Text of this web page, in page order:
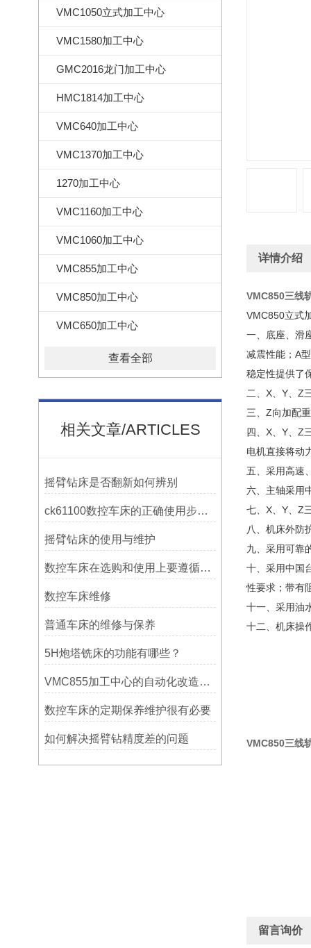
VMC1050立式加工中心
VMC1580加工中心
GMC2016龙门加工中心
HMC1814加工中心
VMC640加工中心
VMC1370加工中心
1270加工中心
VMC1160加工中心
VMC1060加工中心
VMC855加工中心
VMC850加工中心
VMC650加工中心
查看全部
相关文章/ARTICLES
摇臂钻床是否翻新如何辨别
ck61100数控车床的正确使用步骤是什么？
摇臂钻床的使用与维护
数控车床在选购和使用上要遵循哪些条件呢？
数控车床维修
普通车床的维修与保养
5H炮塔铣床的功能有哪些？
VMC855加工中心的自动化改造与智能化应用说明
数控车床的定期保养维护很有必要
如何解决摇臂钻精度差的问题
详情介绍
VMC850三线
VMC850立式
一、底座、滑
减震性能；A
稳定性提供了
二、X、Y、Z
三、Z向加配
四、X、Y、Z
电机直接将动
五、采用高速
六、主轴采用
七、X、Y、Z
八、机床外防
九、采用可靠
十、采用中国
性要求；带有
十一、采用油
十二、机床操
VMC850三线
留言询价